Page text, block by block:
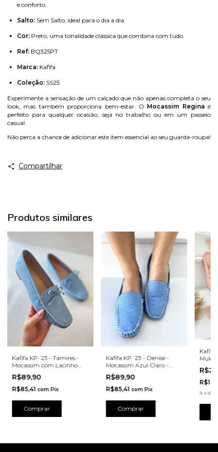
e conforto.
Salto: Sem Salto, ideal para o dia a dia.
Cor: Preto, uma tonalidade clássica que combina com tudo.
Ref: BQ325PT
Marca: Kafifa
Coleção: SS25
Experimente a sensação de um calçado que não apenas completa o seu
look, mas também proporciona bem-estar. O Mocassim Regina é
perfeito para qualquer ocasião, seja no trabalho ou em um passeio
casual.
Não perca a chance de adicionar este item essencial ao seu guarda-roupa!
Compartilhar
Produtos similares
Kafifa KP. 23 - Tamires -
Mocassim com Lacinho
Azul Claro - BQ113AZ
R$89,90
R$85,41 com Pix
Comprar
Kafifa KP. 23 - Denise -
Mocassim Azul Claro -
BQ103AZ
R$89,90
R$85,41 com Pix
Comprar
Kafifa
Mule
4 x de